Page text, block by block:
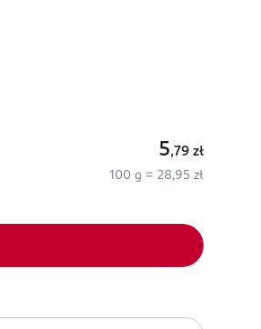
5,79 zł
100 g = 28,95 zł